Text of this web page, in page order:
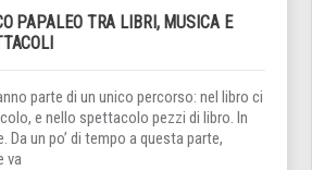
PAPALEO TRA LIBRI, MUSICA E
parte di un unico percorso: nel libro ci
e nello spettacolo pezzi di libro. In
Da un po’ di tempo a questa parte,
va